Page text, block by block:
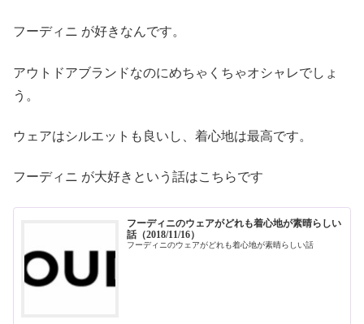
フーディニ が好きなんです。
アウトドアブランドなのにめちゃくちゃオシャレでしょ
う。
ウェアはシルエットも良いし、着心地は最高です。
フーディニ が大好きという話はこちらです
フーディニのウェアがどれも着心地が素晴らしい
話（2018/11/16）
フーディニのウェアがどれも着心地が素晴らしい話